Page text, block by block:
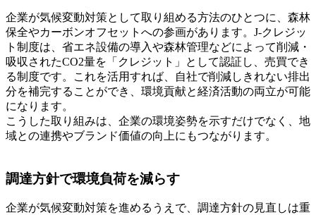
企業が気候変動対策として取り組める方法のひとつに、森林
保全やカーボンオフセットへの参画があります。J-クレジッ
ト制度は、省エネ設備の導入や森林管理などによって削減・
吸収されたCO2量を「クレジット」として認証し、売買でき
る制度です。これを活用すれば、自社で削減しきれない排出
分を補完することができ、環境貢献と経済活動の両立が可能
になります。
こうした取り組みは、企業の環境姿勢を示すだけでなく、地
域との連携やブランド価値の向上にもつながります。
調達方針で環境負荷を減らす
企業が気候変動対策を進めるうえで、調達方針の見直しは重